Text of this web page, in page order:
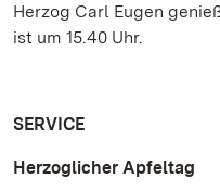
Herzog Carl Eugen
ist um 15.40 Uhr.
SERVICE
Herzoglicher Apfeltag